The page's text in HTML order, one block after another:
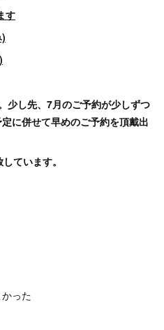
す
少し先、7月のご予約が少しずつ
に併せて早めのご予約を頂戴出
ています。
った